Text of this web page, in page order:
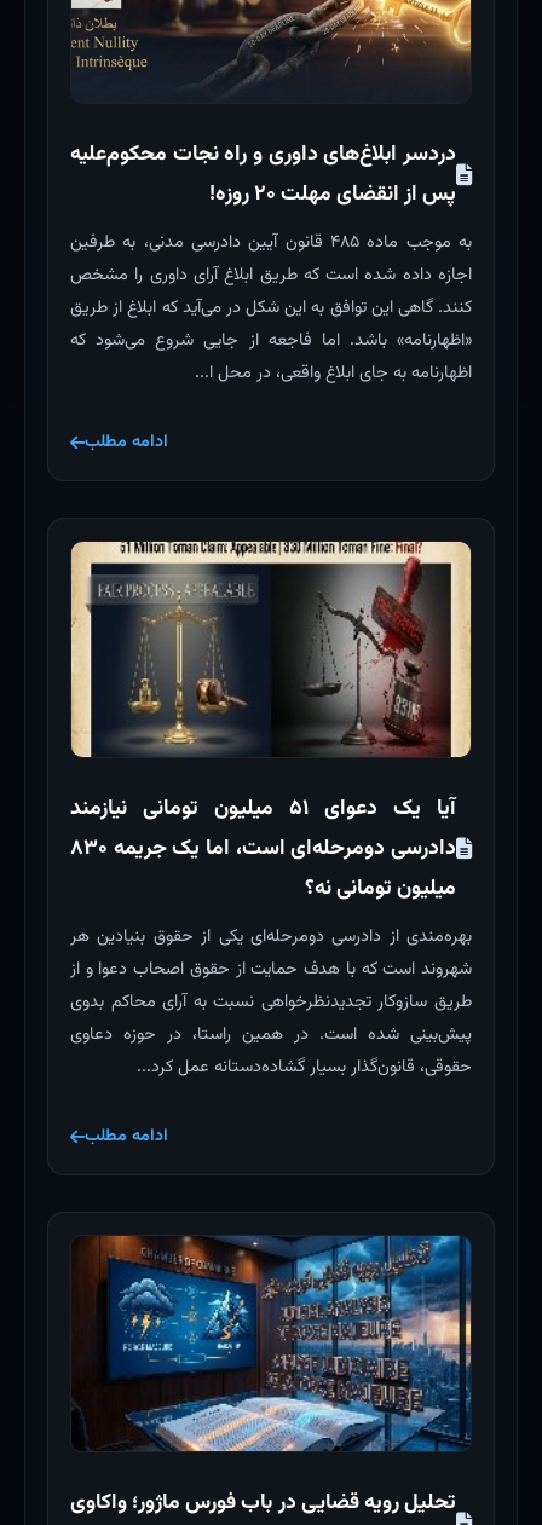
دردسر ابلاغ‌های داوری و راه نجات محکوم‌علیه
پس از انقضای مهلت ۲۰ روزه!
به موجب ماده ۴۸۵ قانون آیین دادرسی مدنی، به طرفین
اجازه داده شده است که طریق ابلاغ آرای داوری را مشخص
کنند. گاهی این توافق به این شکل در می‌آید که ابلاغ از طریق
«اظهارنامه» باشد. اما فاجعه از جایی شروع می‌شود که
اظهارنامه به جای ابلاغ واقعی، در محل ا...
ادامه مطلب
آیا یک دعوای ۵۱ میلیون تومانی نیازمند
دادرسی دومرحله‌ای است، اما یک جریمه ۸۳۰
میلیون تومانی نه؟
بهره‌مندی از دادرسی دومرحله‌ای یکی از حقوق بنیادین هر
شهروند است که با هدف حمایت از حقوق اصحاب دعوا و از
طریق سازوکار تجدیدنظرخواهی نسبت به آرای محاکم بدوی
پیش‌بینی شده است. در همین راستا، در حوزه دعاوی
حقوقی، قانون‌گذار بسیار گشاده‌دستانه عمل کرد...
ادامه مطلب
تحلیل رویه قضایی در باب فورس ماژور؛ واکاوی